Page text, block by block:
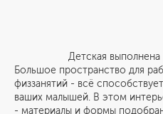
Детская выполнена в
Большое пространство для
физзанятий - всё
ваших малышей. В этом
- материалы и формы